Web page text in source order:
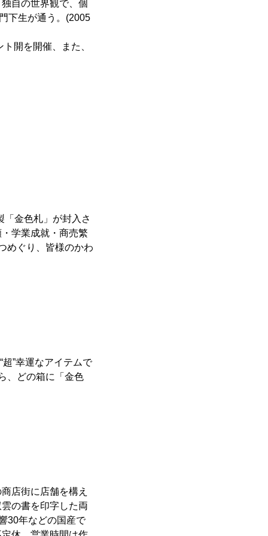
自の世界観で、個
下生が通う。(2005
開を開催、また、
「金色札」が封入さ
学業成就・商売繁
めぐり、皆様のかわ
”幸運なアイテムで
、どの箱に「金色
店街に店舗を構え
の書を印字した両
30年などの国産で